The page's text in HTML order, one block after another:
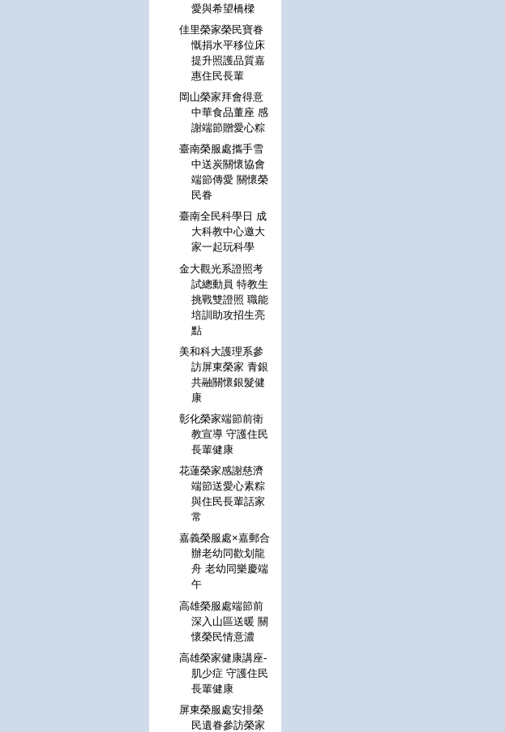
愛與希望橋樑
佳里榮家榮民寶眷
慨捐水平移位床
提升照護品質嘉
惠住民長輩
岡山榮家拜會得意
中華食品董座 感
謝端節贈愛心粽
臺南榮服處攜手雪
中送炭關懷協會
端節傳愛 關懷榮
民眷
臺南全民科學日 成
大科教中心邀大
家一起玩科學
金大觀光系證照考
試總動員 特教生
挑戰雙證照 職能
培訓助攻招生亮
點
美和科大護理系參
訪屏東榮家 青銀
共融關懷銀髮健
康
彰化榮家端節前衛
教宣導 守護住民
長輩健康
花蓮榮家感謝慈濟
端節送愛心素粽
與住民長輩話家
常
嘉義榮服處×嘉郵合
辦老幼同歡划龍
舟 老幼同樂慶端
午
高雄榮服處端節前
深入山區送暖 關
懷榮民情意濃
高雄榮家健康講座-
肌少症 守護住民
長輩健康
屏東榮服處安排榮
民遺眷參訪榮家